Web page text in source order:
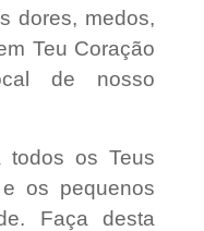
dores, medos,
Teu Coração
de nosso
todos os Teus
os pequenos
Faça desta